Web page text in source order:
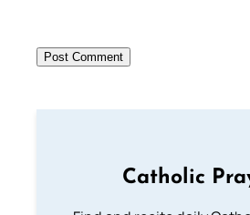
Catholic